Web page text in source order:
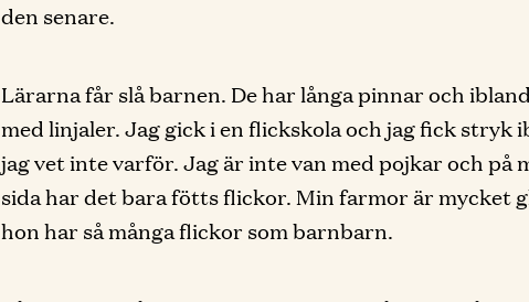
den senare.
Lärarna får slå barnen. De har långa pinnar och
med linjaler. Jag gick i en flickskola och jag fick stryk
jag vet inte varför. Jag är inte van med pojkar och på
sida har det bara fötts flickor. Min farmor är mycket
hon har så många flickor som barnbarn.